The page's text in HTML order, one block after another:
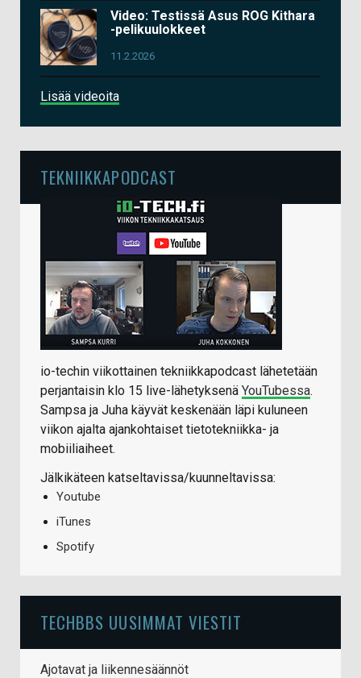
Video: Testissä Asus ROG Kithara
-pelikuulokkeet
11.2.2026
Lisää videoita
TEKNIIKKAPODCAST
io-techin viikottainen tekniikkapodcast lähetetään
perjantaisin klo 15 live-lähetyksenä YouTubessa.
Sampsa ja Juha käyvät keskenään läpi kuluneen
viikon ajalta ajankohtaiset tietotekniikka- ja
mobiiliaiheet.
Jälkikäteen katseltavissa/kuunneltavissa:
Youtube
iTunes
Spotify
TECHBBS UUSIMMAT VIESTIT
Ajotavat ja liikennesäännöt